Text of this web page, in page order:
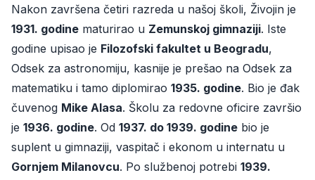
Nakon završena četiri razreda u našoj školi, Živojin je
1931. godine maturirao u Zemunskoj gimnaziji. Iste
godine upisao je Filozofski fakultet u Beogradu,
Odsek za astronomiju, kasnije je prešao na Odsek za
matematiku i tamo diplomirao 1935. godine. Bio je đak
čuvenog Mike Alasa. Školu za redovne oficire završio
je 1936. godine. Od 1937. do 1939. godine bio je
suplent u gimnaziji, vaspitač i ekonom u internatu u
Gornjem Milanovcu. Po službenoj potrebi 1939.